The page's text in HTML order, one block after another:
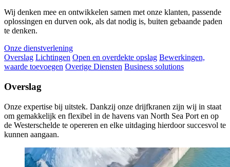
Wij denken mee en ontwikkelen samen met onze klanten, passende
oplossingen en durven ook, als dat nodig is, buiten gebaande paden
te denken.
Onze dienstverlening
Overslag Lichtingen Open en overdekte opslag Bewerkingen,
waarde toevoegen Overige Diensten Business solutions
Overslag
Onze expertise bij uitstek. Dankzij onze drijfkranen zijn wij in staat
om gemakkelijk en flexibel in de havens van North Sea Port en op
de Westerschelde te opereren en elke uitdaging hierdoor succesvol te
kunnen aangaan.